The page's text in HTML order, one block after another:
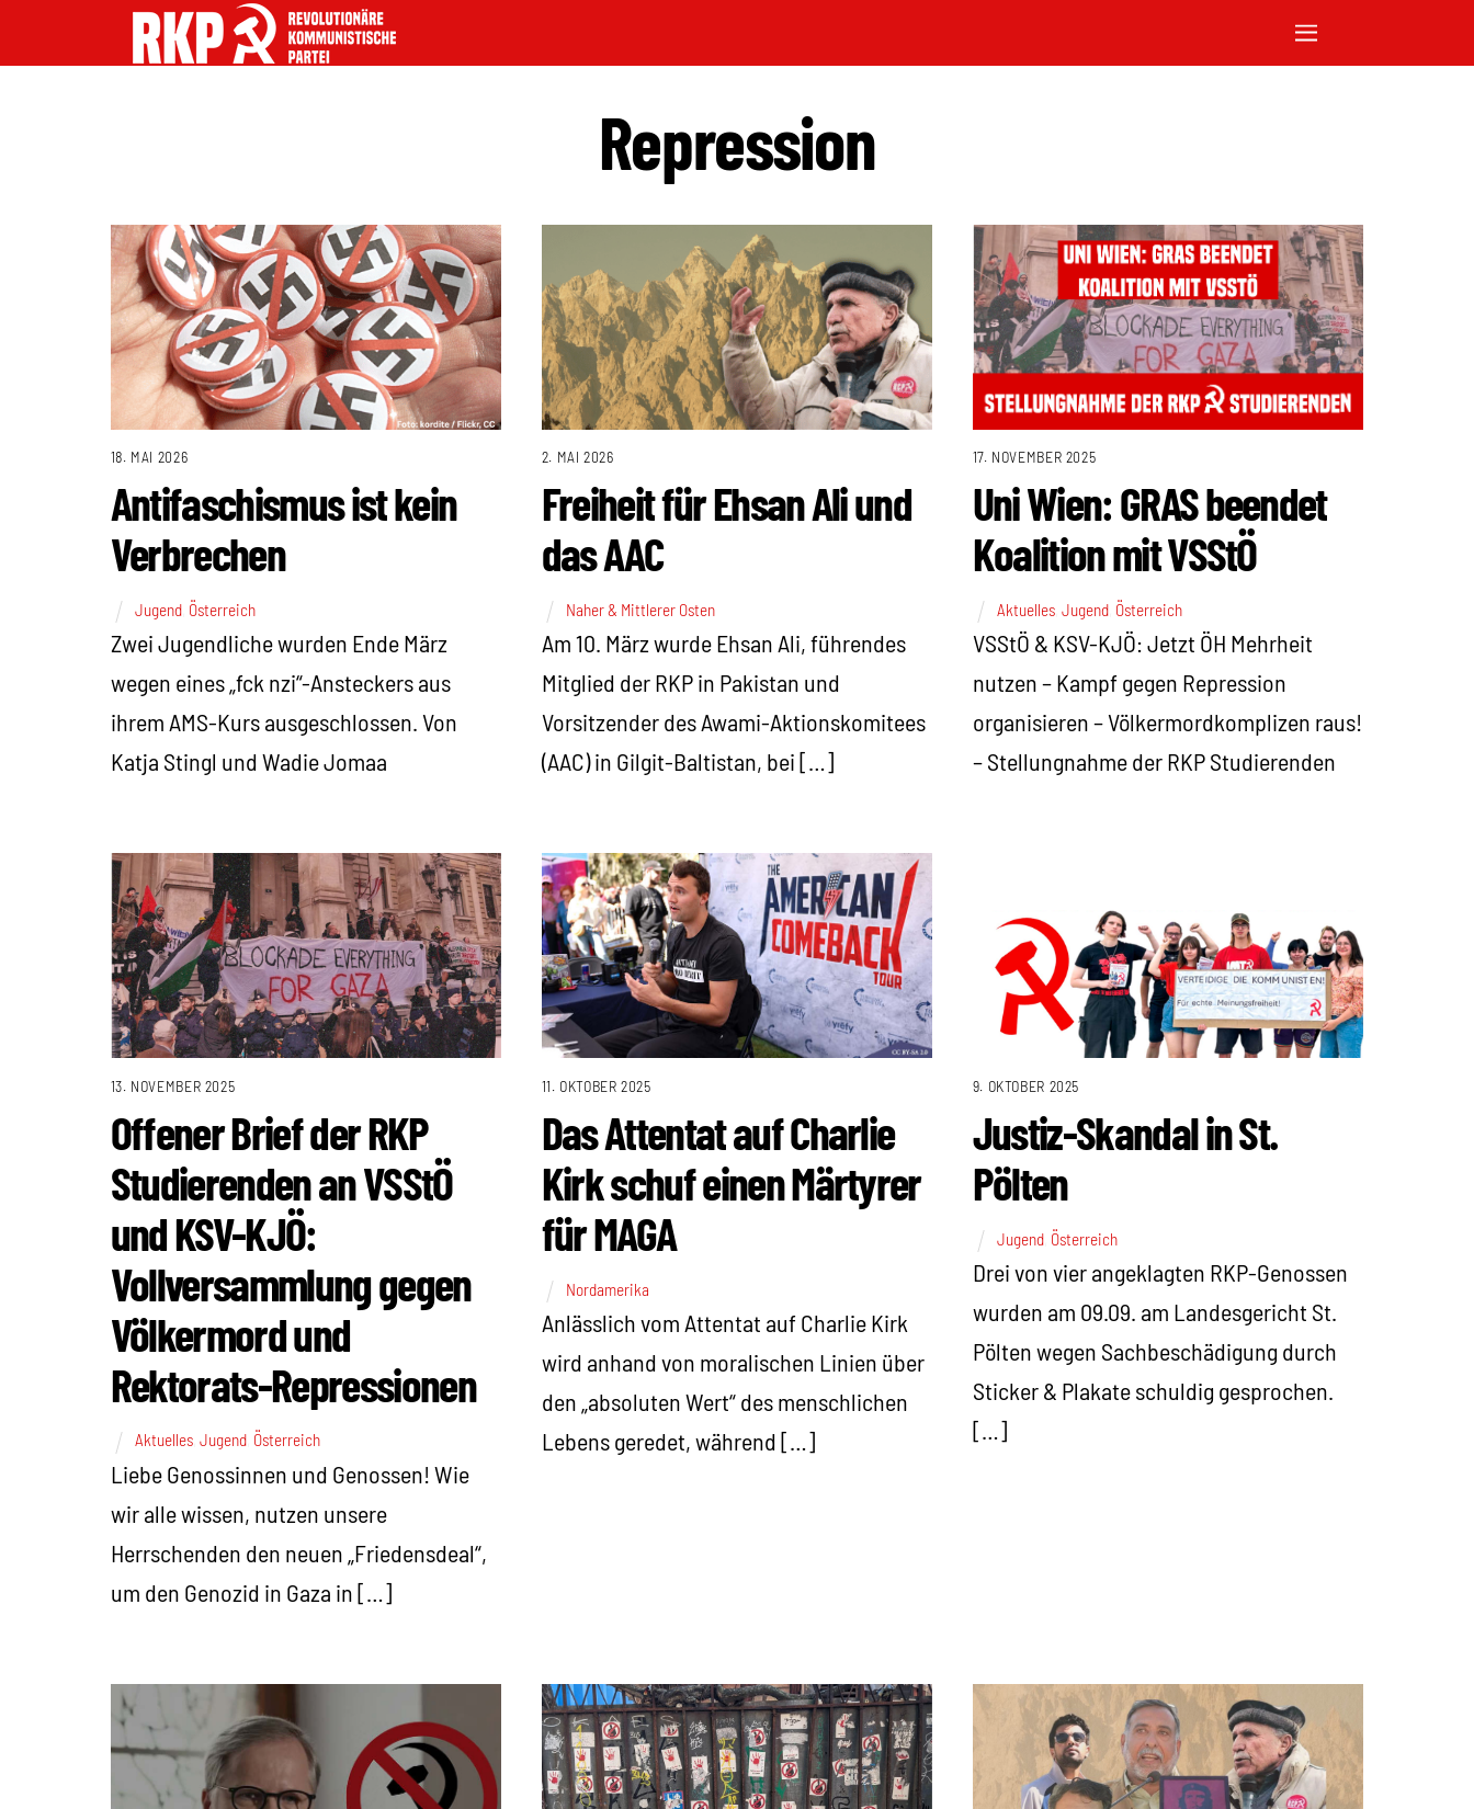
Repression
18. MAI 2026
Antifaschismus ist kein
Verbrechen
Jugend, Österreich
Zwei Jugendliche wurden Ende März
wegen eines „fck nzi“-Ansteckers aus
ihrem AMS-Kurs ausgeschlossen. Von
Katja Stingl und Wadie Jomaa
2. MAI 2026
Freiheit für Ehsan Ali und
das AAC
Naher & Mittlerer Osten
Am 10. März wurde Ehsan Ali, führendes
Mitglied der RKP in Pakistan und
Vorsitzender des Awami-Aktionskomitees
(AAC) in Gilgit-Baltistan, bei […]
17. NOVEMBER 2025
Uni Wien: GRAS beendet
Koalition mit VSStÖ
Aktuelles, Jugend, Österreich
VSStÖ & KSV-KJÖ: Jetzt ÖH Mehrheit
nutzen – Kampf gegen Repression
organisieren – Völkermordkomplizen raus!
– Stellungnahme der RKP Studierenden
13. NOVEMBER 2025
Offener Brief der RKP
Studierenden an VSStÖ
und KSV-KJÖ:
Vollversammlung gegen
Völkermord und
Rektorats-Repressionen
Aktuelles, Jugend, Österreich
Liebe Genossinnen und Genossen! Wie
wir alle wissen, nutzen unsere
Herrschenden den neuen „Friedensdeal“,
um den Genozid in Gaza in […]
11. OKTOBER 2025
Das Attentat auf Charlie
Kirk schuf einen Märtyrer
für MAGA
Nordamerika
Anlässlich vom Attentat auf Charlie Kirk
wird anhand von moralischen Linien über
den „absoluten Wert“ des menschlichen
Lebens geredet, während […]
9. OKTOBER 2025
Justiz-Skandal in St.
Pölten
Jugend, Österreich
Drei von vier angeklagten RKP-Genossen
wurden am 09.09. am Landesgericht St.
Pölten wegen Sachbeschädigung durch
Sticker & Plakate schuldig gesprochen.
[…]